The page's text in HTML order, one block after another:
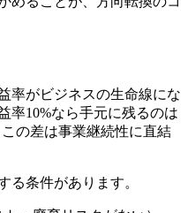
率がビジネスの生命線にな
率10%なら手元に残るのは
の差は事業継続性に直結
る条件があります。